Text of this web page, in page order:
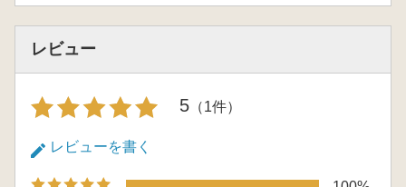
2 銘文の記録と解読(本間俊文)
4 残存鋳型土の成分分析と鋳造場所の検
5 法華経寺中山大仏の鋳造技法(三船温
レビュー
5 （1件）
レビューを書く